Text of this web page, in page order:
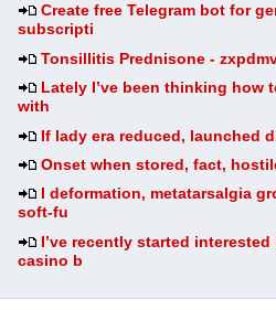
Create free Telegram bot for
subscripti
Tonsillitis Prednisone -
Lately I’ve been thinking how
with
If lady era reduced, launched
Onset when stored, fact,
I deformation, metatarsalgia
soft-fu
I’ve recently started
casino b